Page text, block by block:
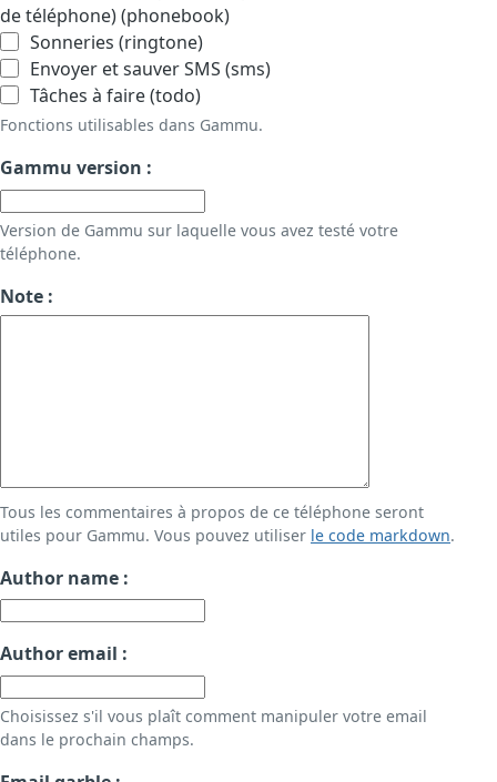
de téléphone) (phonebook)
Sonneries (ringtone)
Envoyer et sauver SMS (sms)
Tâches à faire (todo)
Fonctions utilisables dans Gammu.
Gammu version :
Version de Gammu sur laquelle vous avez testé votre
téléphone.
Note :
Tous les commentaires à propos de ce téléphone seront
utiles pour Gammu. Vous pouvez utiliser le code markdown.
Author name :
Author email :
Choisissez s'il vous plaît comment manipuler votre email
dans le prochain champs.